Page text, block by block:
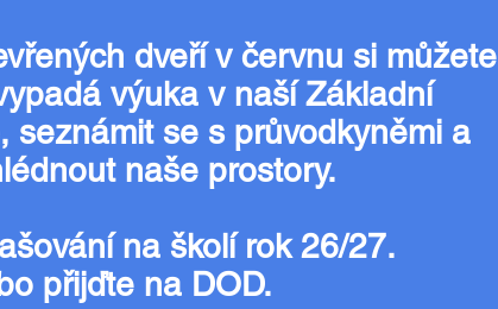
dveří v červnu si můžete
výuka v naší Základní
seznámit se s průvodkyněmi a
naše prostory.
na školí rok 26/27.
přijďte na DOD.